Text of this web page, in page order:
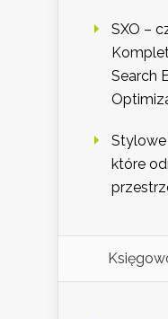
SXO –
Search
Stylowe
które